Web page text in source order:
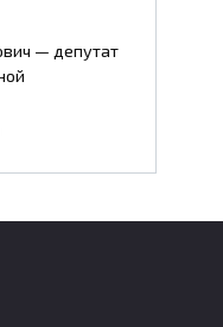
— депутат